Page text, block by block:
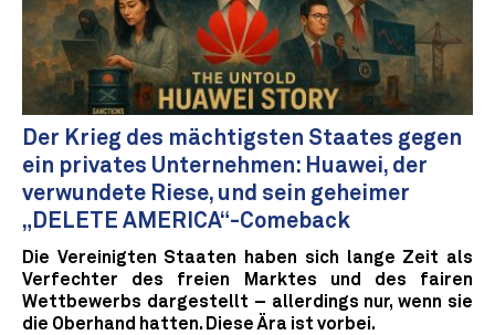
Der Krieg des mächtigsten Staates gegen
ein privates Unternehmen: Huawei, der
verwundete Riese, und sein geheimer
„DELETE AMERICA“-Comeback
Die Vereinigten Staaten haben sich lange Zeit als
Verfechter des freien Marktes und des fairen
Wettbewerbs dargestellt – allerdings nur, wenn sie
die Oberhand hatten. Diese Ära ist vorbei.